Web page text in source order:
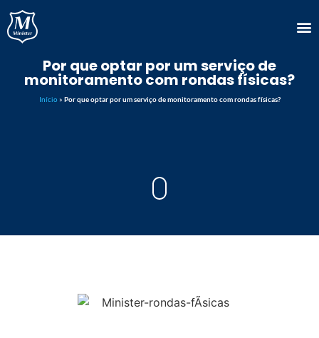
Por que optar por um serviço de
monitoramento com rondas físicas?
Início » Por que optar por um serviço de monitoramento com rondas físicas?